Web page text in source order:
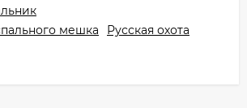
мешка
Русская охота